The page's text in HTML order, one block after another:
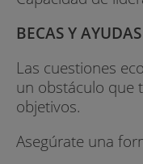
BECAS Y AYUDAS
Las cuestiones
un obstáculo que
objetivos.
Asegúrate una